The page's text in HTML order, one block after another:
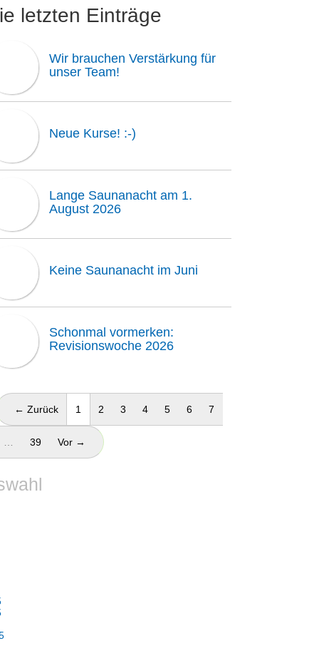
letzten Einträge
Wir brauchen Verstärkung für
unser Team!
Neue Kurse! :-)
Lange Saunanacht am 1.
August 2026
Keine Saunanacht im Juni
Schonmal vormerken:
Revisionswoche 2026
← Zurück 1 (aktuell)
2 3 4 5 6 7
39 Vor →